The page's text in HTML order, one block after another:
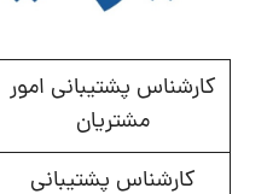
کارشناس پشتیبانی امور
مشتریان
کارشناس پشتیبانی